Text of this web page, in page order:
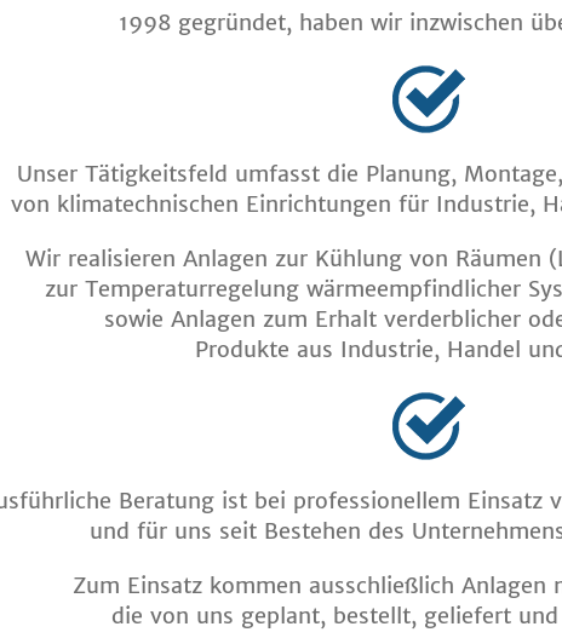
1998 gegründet, haben wir inzwischen
Unser Tätigkeitsfeld umfasst die Planung,
von klimatechnischen Einrichtungen für Industrie,
Wir realisieren Anlagen zur Kühlung von Räumen
zur Temperaturregelung wärmeempfindlicher
sowie Anlagen zum Erhalt verderblicher
Produkte aus Industrie, Handel
Beratung ist bei professionellem Einsatz
und für uns seit Bestehen des
Zum Einsatz kommen ausschließlich Anlagen
die von uns geplant, bestellt, geliefert